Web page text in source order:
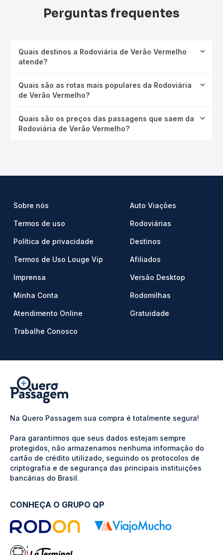
Perguntas frequentes
Quais destinos a Rodoviária de Verão Vermelho
atende?
Quais são as rotas mais populares da Rodoviária
de Verão Vermelho?
Quais são os preços das passagens que saem da
Rodoviária de Verão Vermelho?
Sobre nós
Termos de uso
Política de privacidade
Termos de Uso Louge Vip
Imprensa
Minha Conta
Atendimento Online
Trabalhe Conosco
Auto Viações
Rodoviárias
Destinos
Afiliados
Versão Desktop
Rodomilhas
Gratuidade
Na Quero Passagem sua compra é totalmente segura!
Para garantirmos que seus dados estejam sempre
protegidos, não armazenamos nenhuma informação do
cartão de crédito utilizado, seguindo os protocolos de
criptografia e de segurança das principais instituições
bancárias do Brasil.
CONHEÇA O GRUPO QP